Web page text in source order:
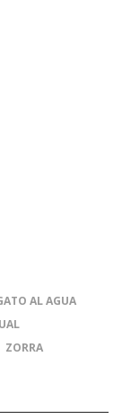
AL AGUA
ZORRA